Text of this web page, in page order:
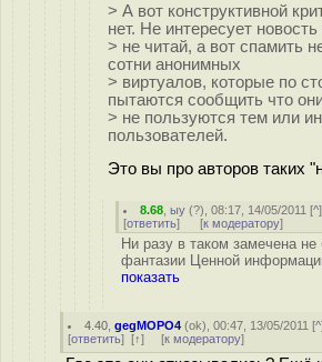
> А вот конструктивной
нет. Не интересует
> не читай, а вот спамить
сотни анонимных
> виртуалов, которые по
пытаются сообщить что
> не пользуются тем или
пользователей.
Это вы про авторов таких
8.68 ,ыу (?), 08:17, 14/05/2011 [^
[ответить] [к модератору]
Ни разу в таком замечена
фантазии Ценной
показать
4.40 ,gegMOPO4 (ok), 00:47, 13/05/2011 [^
[ответить] [↑] [к модератору]